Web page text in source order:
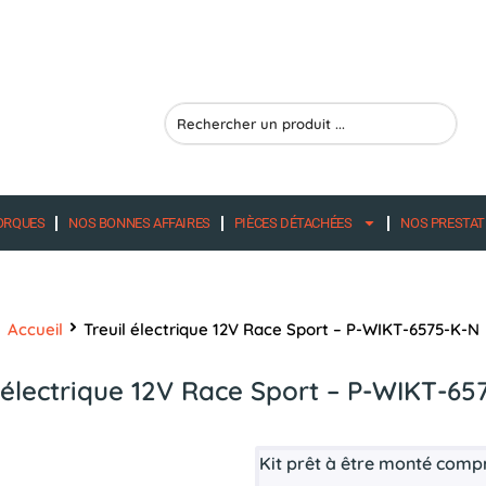
Search
...
NOS BONNES AFFAIRES PIÈCES DÉTACHÉES NOS
12V Race Sport – P-WIKT-
Accueil Treuil électrique 12V Race Sport – P-WIKT-6575-K-N
Kit prêt à être monté